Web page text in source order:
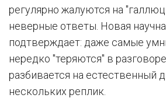
регулярно жалуются на
неверные ответы. Новая
подтверждает: даже самые
нередко "теряются" в
разбивается на естественный
нескольких реплик.